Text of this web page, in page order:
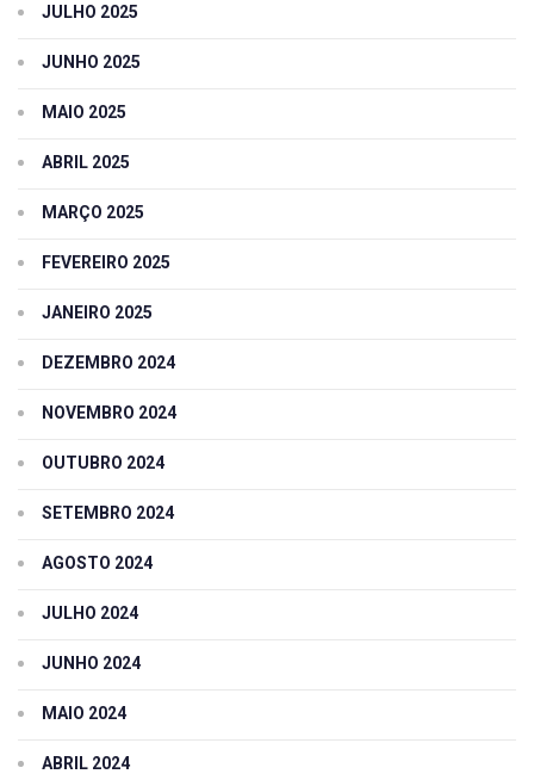
JULHO 2025
JUNHO 2025
MAIO 2025
ABRIL 2025
MARÇO 2025
FEVEREIRO 2025
JANEIRO 2025
DEZEMBRO 2024
NOVEMBRO 2024
OUTUBRO 2024
SETEMBRO 2024
AGOSTO 2024
JULHO 2024
JUNHO 2024
MAIO 2024
ABRIL 2024